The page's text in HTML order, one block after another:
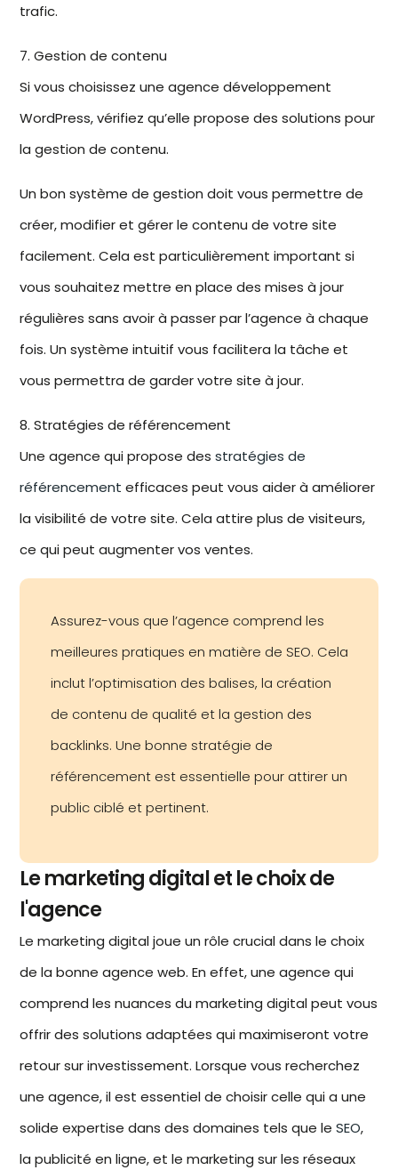
trafic.
7. Gestion de contenu
Si vous choisissez uneagence développement
WordPress, vérifiez qu’elle propose des solutions pour
lagestion de contenu.
Un bonsystème de gestion doit vous permettre de
créer, modifier et gérer le contenu de votre site
facilement. Cela est particulièrement important si
vous souhaitezmettre en place des mises à jour
régulières sans avoir à passer par l’agence à chaque
fois. Un système intuitif vous facilitera la tâche et
vous permettra de garder votre site à jour.
8. Stratégies de référencement
Une agence qui propose desstratégies de
référencement efficaces peut vous aider à améliorer
la visibilité de votre site. Cela attire plus de visiteurs,
ce qui peut augmenter vos ventes.
Assurez-vous que l’agence comprend les
meilleures pratiques en matière de SEO. Cela
inclut l’optimisation des balises, la création
de contenu de qualité et la gestion des
backlinks. Une bonne stratégie de
référencement est essentielle pour attirer un
public ciblé et pertinent.
Le marketing digital et le choix de
l'agence
Lemarketing digitaljoue un rôle crucial dans le choix
de la bonne agence web. En effet, une agence qui
comprend les nuances du marketing digital peut vous
offrir des solutions adaptées qui maximiseront votre
retour sur investissement. Lorsque vous recherchez
une agence, il est essentiel de choisir celle qui a une
solide expertise dans des domaines tels que leSEO,
la publicité en ligne, et le marketing sur les réseaux